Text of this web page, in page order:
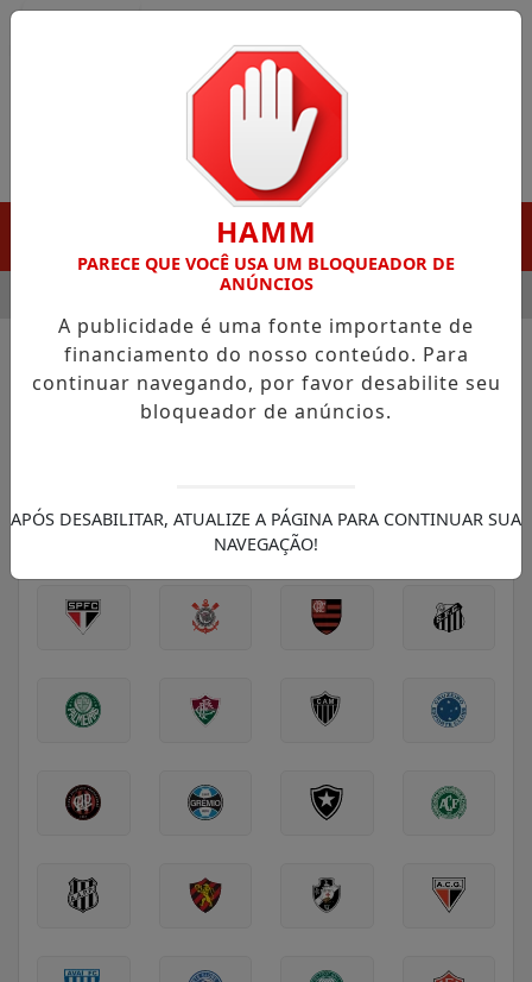
DESTAQUE EM PORTO GRANDE COM ATUAÇÃO
/FUTEBOL SÃO PAULO
SÉRIE B EUROPA
HAMM
PARECE QUE VOCÊ USA UM BLOQUEADOR DE
ANÚNCIOS
A publicidade é uma fonte importante de
financiamento do nosso conteúdo. Para
continuar navegando, por favor desabilite seu
bloqueador de anúncios.
APÓS DESABILITAR, ATUALIZE A PÁGINA PARA CONTINUAR SUA
NAVEGAÇÃO!